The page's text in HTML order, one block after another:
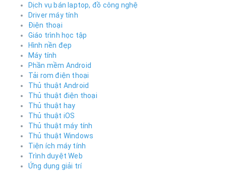
Dịch vụ bán laptop, đồ công nghệ
Driver máy tính
Điện thoại
Giáo trình học tập
Hình nền đẹp
Máy tính
Phần mềm Android
Tải rom điện thoại
Thủ thuật Android
Thủ thuật điện thoại
Thủ thuật hay
Thủ thuật iOS
Thủ thuật máy tính
Thủ thuật Windows
Tiện ích máy tính
Trình duyệt Web
Ứng dụng giải trí